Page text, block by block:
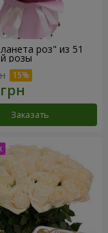
роз" из 51
розы
Заказать